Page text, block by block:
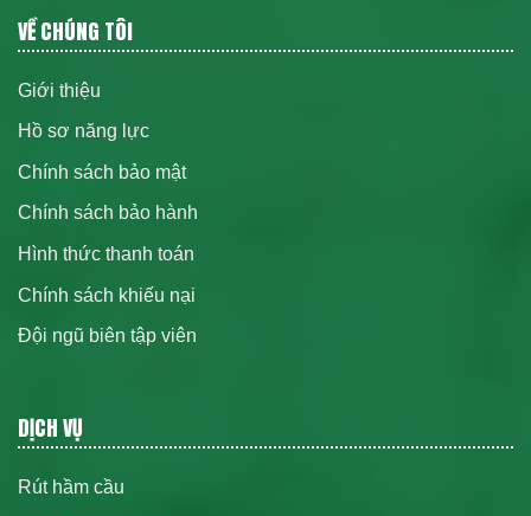
VỀ CHÚNG TÔI
Giới thiệu
Hồ sơ năng lực
Chính sách bảo mật
Chính sách bảo hành
Hình thức thanh toán
Chính sách khiếu nại
Đội ngũ biên tập viên
DỊCH VỤ
Rút hầm cầu